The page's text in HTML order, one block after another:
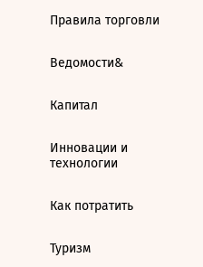
Правила торговли
Ведомости&
Капитал
Инновации и
технологии
Как потратить
Туризм